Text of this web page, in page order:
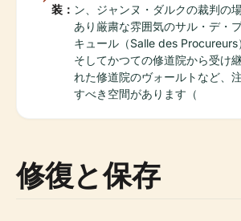
装： ン、ジャンヌ・ダルクの裁判の
あり厳粛な雰囲気のサル・デ・
キュール（Salle des Procureurs
そしてかつての修道院から受け
れた修道院のヴォールトなど、
すべき空間があります（
修復と保存